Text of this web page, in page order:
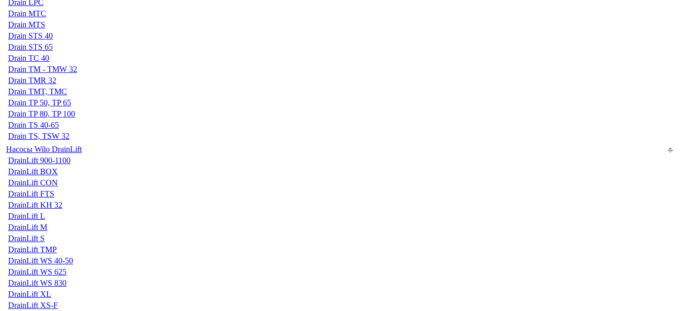
Drain LPC
Drain MTC
Drain MTS
Drain STS 40
Drain STS 65
Drain TC 40
Drain TM - TMW 32
Drain TMR 32
Drain TMT, TMC
Drain TP 50, TP 65
Drain TP 80, TP 100
Drain TS 40-65
Drain TS, TSW 32
Насосы Wilo DrainLift
DrainLift 900-1100
DrainLift BOX
DrainLift CON
DrainLift FTS
DrainLift KH 32
DrainLift L
DrainLift M
DrainLift S
DrainLift TMP
DrainLift WS 40-50
DrainLift WS 625
DrainLift WS 830
DrainLift XL
DrainLift XS-F